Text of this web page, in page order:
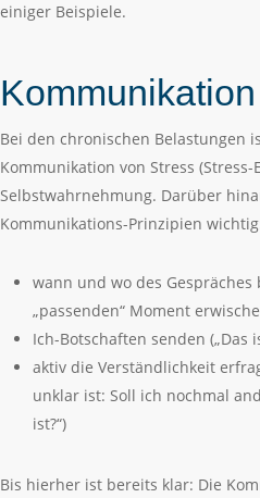
einiger Beispiele.
Bei den chronischen Belastungen
Kommunikation von Stress
Selbstwahrnehmung. Darüber
Kommunikations-Prinzipien
wann und wo des Gespräches
„passenden“ Moment
Ich-Botschaften senden
aktiv die Verständlichkeit
unklar ist: Soll ich nochmal
ist?“)
Bis hierher ist bereits klar: Die